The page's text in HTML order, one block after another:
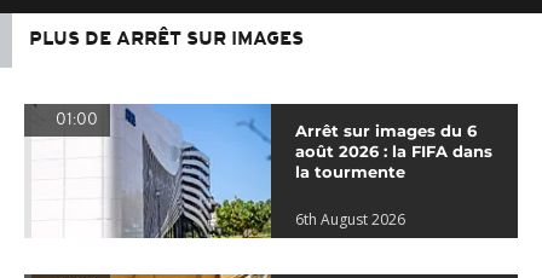
PLUS DE ARRÊT SUR IMAGES
01:00
Arrêt sur images du 6
août 2026 : la FIFA dans
la tourmente
6th August 2026